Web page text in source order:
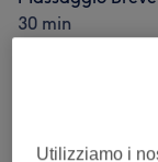
30 min
Counseling Pro
Dettagli
Utilizziamo i